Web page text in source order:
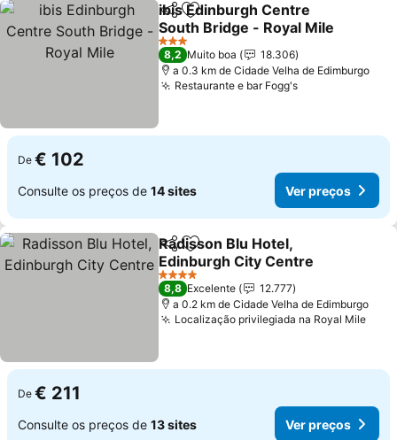
PartilharAdicionar aos favoritos
ibis Edinburgh Centre
South Bridge - Royal Mile
Ver preços
3 Estrelas
8,2 Muito boa
18.306
a 0.3 km de Cidade Velha de Edimburgo
Restaurante e bar Fogg'sVer preços
De € 102
Consulte os preços de 14 sites Ver preços
PartilharAdicionar aos favoritos
Radisson Blu Hotel,
Edinburgh City Centre
Ver preços
4 Estrelas
8,8 Excelente
12.777
a 0.2 km de Cidade Velha de Edimburgo
Localização privilegiada na Royal MileVer
De € 211
Consulte os preços de 13 sites Ver preços